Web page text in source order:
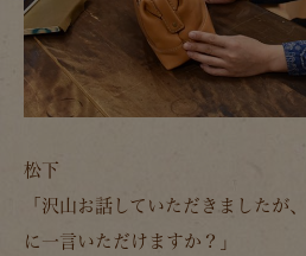
松下
「沢山お話していただきましたが
に一言いただけますか？」